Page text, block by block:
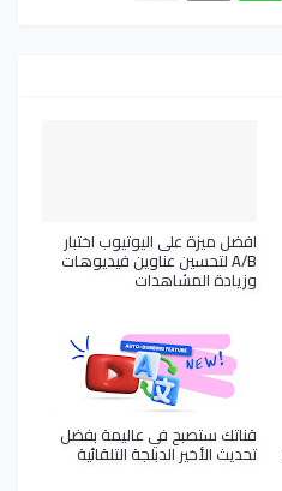
افضل ميزة على اليوتيوب اختبار
A/B لتحسين عناوين فيديوهات
وزيادة المشاهدات
قناتك ستصبح في عاليمة بفضل
تحديث الأخير الدبلجة التلقائية